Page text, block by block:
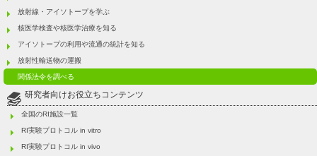
放射線・アイソトープを学ぶ
核医学検査や核医学治療を知る
アイソトープの利用や流通の統計を知る
放射性輸送物の運搬
関係法令を調べる
研究者向けお役立ちコンテンツ
全国のRI施設一覧
RI実験プロトコル in vitro
RI実験プロトコル in vivo